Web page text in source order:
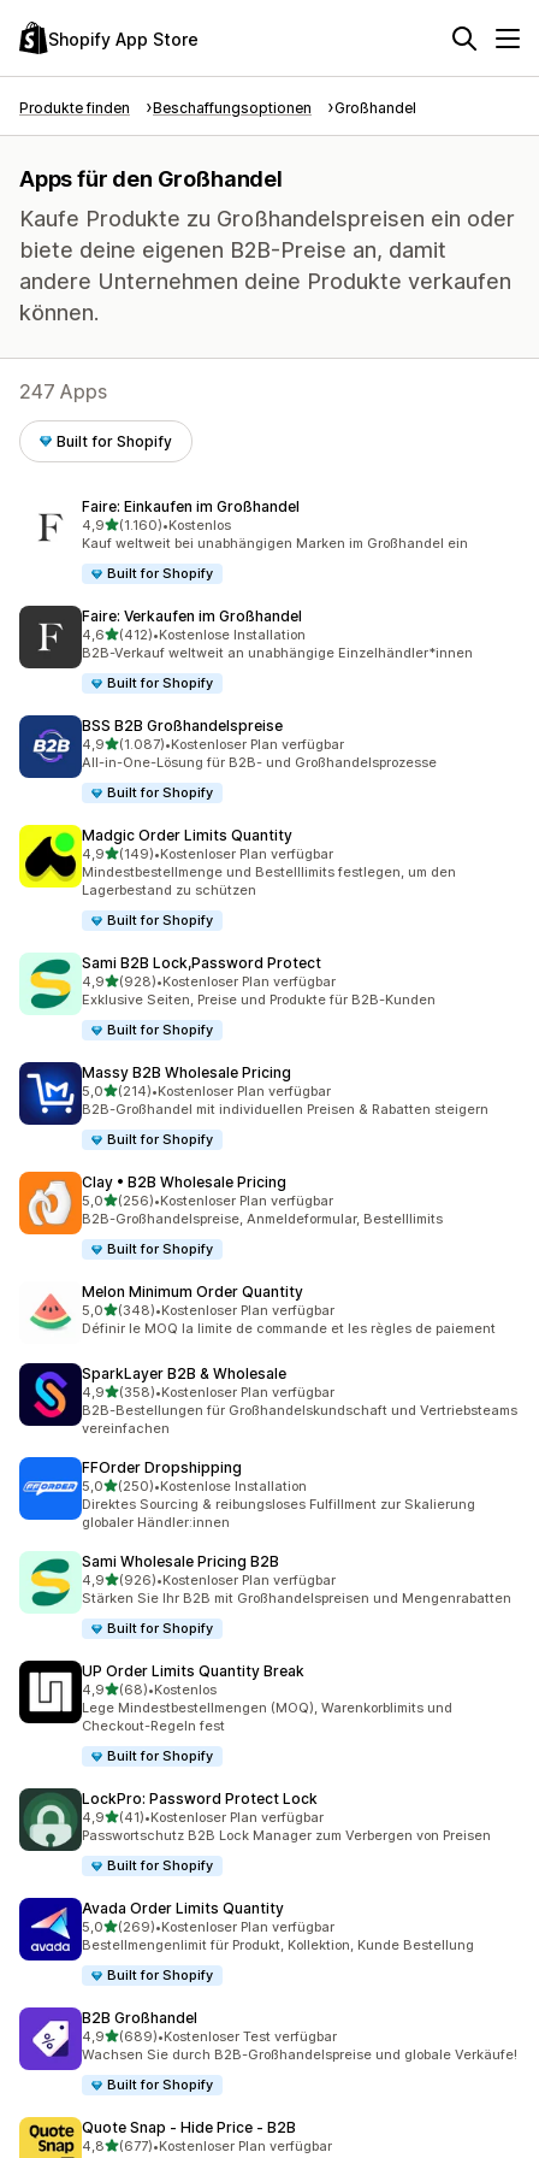
Shopify App Store
Produkte finden Beschaffungsoptionen Großhandel
Apps für den Großhandel
Kaufe Produkte zu Großhandelspreisen ein oder
biete deine eigenen B2B-Preise an, damit
andere Unternehmen deine Produkte verkaufen
können.
247 Apps
Built for Shopify
Faire: Einkaufen im Großhandel
4,9von 5 Sternen
(1.160)
1160 Rezensionen insgesamt
•Kostenlos
Kauf weltweit bei unabhängigen Marken im Großhandel ein
Built for Shopify
Faire: Verkaufen im Großhandel
4,6von 5 Sternen
(412)
412 Rezensionen insgesamt
•Kostenlose Installation
B2B-Verkauf weltweit an unabhängige Einzelhändler*innen
Built for Shopify
BSS B2B Großhandelspreise
4,9von 5 Sternen
(1.087)
1087 Rezensionen insgesamt
•Kostenloser Plan verfügbar
All-in-One-Lösung für B2B- und Großhandelsprozesse
Built for Shopify
Madgic Order Limits Quantity
4,9von 5 Sternen
(149)
149 Rezensionen insgesamt
•Kostenloser Plan verfügbar
Mindestbestellmenge und Bestelllimits festlegen, um den
Lagerbestand zu schützen
Built for Shopify
Sami B2B Lock,Password Protect
4,9von 5 Sternen
(928)
928 Rezensionen insgesamt
•Kostenloser Plan verfügbar
Exklusive Seiten, Preise und Produkte für B2B-Kunden
Built for Shopify
Massy B2B Wholesale Pricing
5,0von 5 Sternen
(214)
214 Rezensionen insgesamt
•Kostenloser Plan verfügbar
B2B-Großhandel mit individuellen Preisen & Rabatten steigern
Built for Shopify
Clay • B2B Wholesale Pricing
5,0von 5 Sternen
(256)
256 Rezensionen insgesamt
•Kostenloser Plan verfügbar
B2B-Großhandelspreise, Anmeldeformular, Bestelllimits
Built for Shopify
Melon Minimum Order Quantity
5,0von 5 Sternen
(348)
348 Rezensionen insgesamt
•Kostenloser Plan verfügbar
Définir le MOQ la limite de commande et les règles de paiement
SparkLayer B2B & Wholesale
4,9von 5 Sternen
(358)
358 Rezensionen insgesamt
•Kostenloser Plan verfügbar
B2B-Bestellungen für Großhandelskundschaft und Vertriebsteams
vereinfachen
FFOrder Dropshipping
5,0von 5 Sternen
(250)
250 Rezensionen insgesamt
•Kostenlose Installation
Direktes Sourcing & reibungsloses Fulfillment zur Skalierung
globaler Händler:innen
Sami Wholesale Pricing B2B
4,9von 5 Sternen
(926)
926 Rezensionen insgesamt
•Kostenloser Plan verfügbar
Stärken Sie Ihr B2B mit Großhandelspreisen und Mengenrabatten
Built for Shopify
UP Order Limits Quantity Break
4,9von 5 Sternen
(68)
68 Rezensionen insgesamt
•Kostenlos
Lege Mindestbestellmengen (MOQ), Warenkorblimits und
Checkout-Regeln fest
Built for Shopify
LockPro: Password Protect Lock
4,9von 5 Sternen
(41)
41 Rezensionen insgesamt
•Kostenloser Plan verfügbar
Passwortschutz B2B Lock Manager zum Verbergen von Preisen
Built for Shopify
Avada Order Limits Quantity
5,0von 5 Sternen
(269)
269 Rezensionen insgesamt
•Kostenloser Plan verfügbar
Bestellmengenlimit für Produkt, Kollektion, Kunde Bestellung
Built for Shopify
B2B Großhandel
4,9von 5 Sternen
(689)
689 Rezensionen insgesamt
•Kostenloser Test verfügbar
Wachsen Sie durch B2B-Großhandelspreise und globale Verkäufe!
Built for Shopify
Quote Snap ‑ Hide Price ‑ B2B
4,8von 5 Sternen
(677)
677 Rezensionen insgesamt
•Kostenloser Plan verfügbar